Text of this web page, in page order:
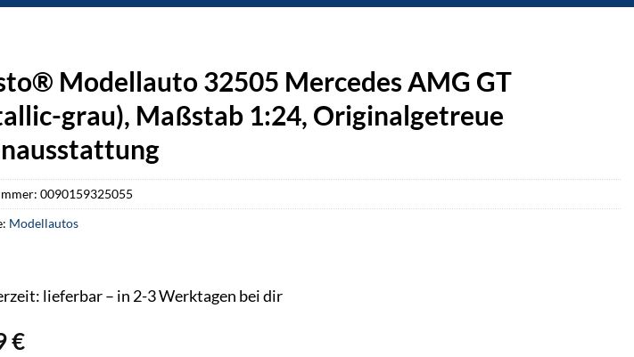
Modellauto 32505 Mercedes AMG GT
grau), Maßstab 1:24, Originalgetreue
€
lieferbar – in 2-3 Werktagen bei dir
0090159325055
Modellautos